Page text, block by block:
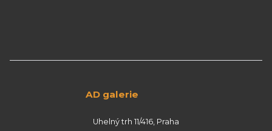
AD galerie
Uhelný trh 11/416, Praha